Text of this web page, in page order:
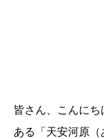
皆さん、こんに
ある「天安河原